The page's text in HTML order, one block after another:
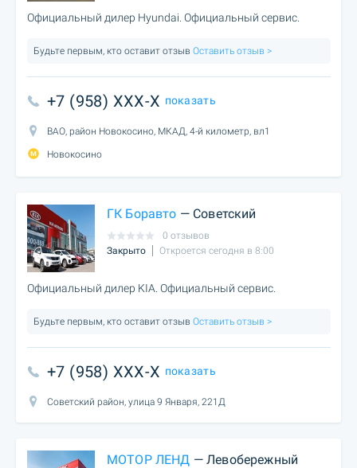
Официальный дилер Hyundai. Официальный сервис.
Будьте первым, кто оставит отзыв Оставить отзыв >
+7 (958) XXX-X показать
ВАО, район Новокосино, МКАД, 4-й километр, вл1
Новокосино
ГК Боравто — Советский
0 отзывов
Закрыто
Откроется сегодня в 8:00
Официальный дилер KIA. Официальный сервис.
Будьте первым, кто оставит отзыв Оставить отзыв >
+7 (958) XXX-X показать
Советский район, улица 9 Января, 221Д
МОТОР ЛЕНД — Левобережный